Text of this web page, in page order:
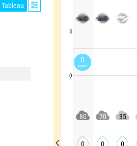
Tableau
3
0
80 70 35
0 0 0
0
mm